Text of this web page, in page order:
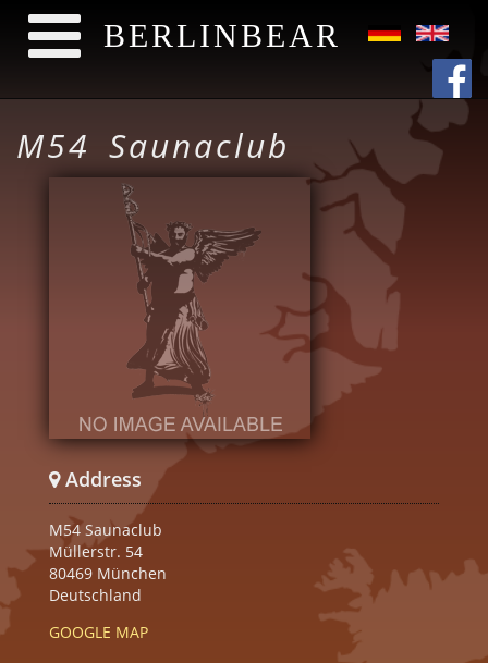
BERLINBEAR
M54 Saunaclub
Address
M54 Saunaclub
Müllerstr. 54
80469 München
Deutschland
GOOGLE MAP